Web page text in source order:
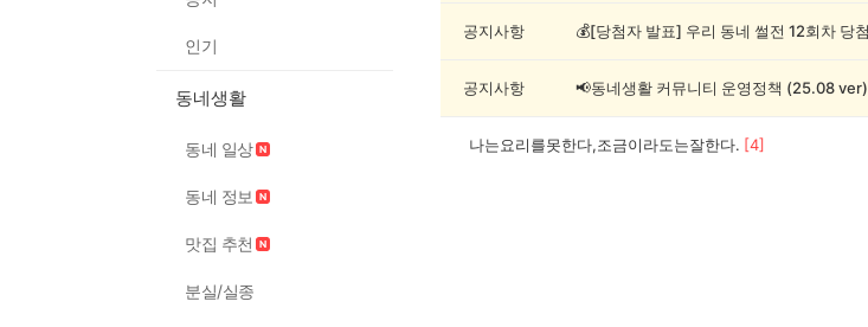
인기
동네생활
동네 일상
동네 정보
맛집 추천
분실/실종
공지사항
공지사항 📢동네생활 커뮤니티 운영정책 (25.08 ver)
나는요리를못한다,조금이라도는잘한다. [4]